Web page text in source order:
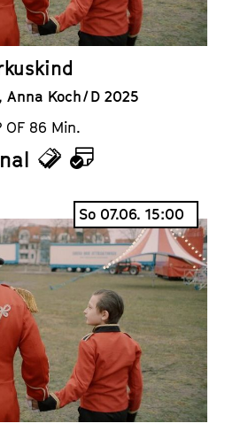
r
Koch / D 2025
OF 86 Min.
T
c
k
e
t
s
K
a
l
e
n
d
e
r
So 07.06. 15:00